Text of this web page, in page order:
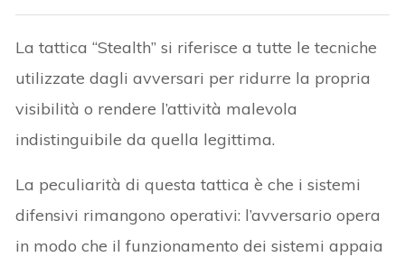
La tattica “Stealth” si riferisce a tutte le tecniche
utilizzate dagli avversari per ridurre la propria
visibilità o rendere l’attività malevola
indistinguibile da quella legittima.
La peculiarità di questa tattica è che i sistemi
difensivi rimangono operativi: l’avversario opera
in modo che il funzionamento dei sistemi appaia